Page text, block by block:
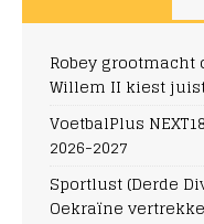
Robey
Willem II kiest
VoetbalPlus
2026-2027
Sportlust (Derde
Oekraïne